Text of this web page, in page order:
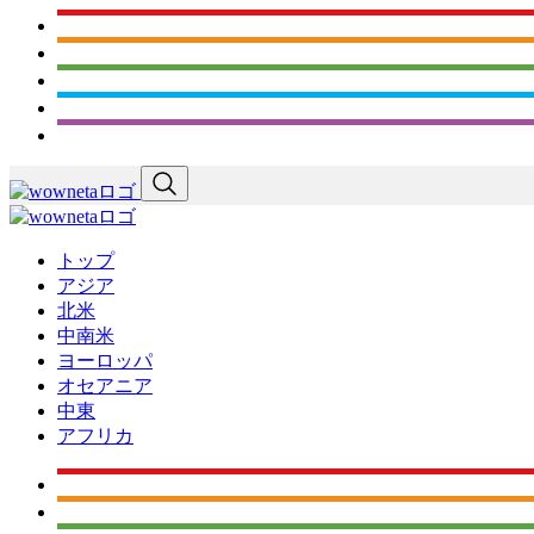
トップ
アジア
北米
中南米
ヨーロッパ
オセアニア
中東
アフリカ